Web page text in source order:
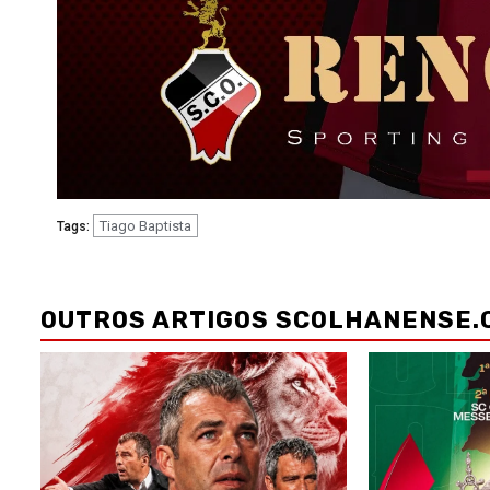
Tags: Tiago Baptista
de
artigos
OUTROS ARTIGOS